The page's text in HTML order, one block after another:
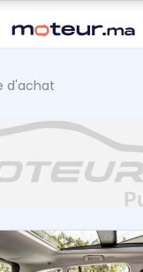
d'achat